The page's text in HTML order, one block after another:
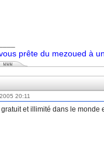
prête du mezoued à
20:11
gratuit et illimité dans le monde